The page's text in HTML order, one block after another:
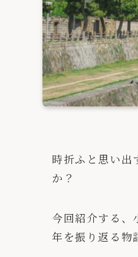
時折ふと思い出
か？
今回紹介する、
年を振り返る物